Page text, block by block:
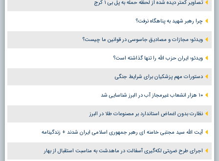
تصاویر کمتر دیده شده از لحظه حمله به پل بی ۱ کرج
چرا رهبر شهید به پناهگاه نرفت؟
ویدئو؛ مجازات و مصادیق جاسوسی در قوانین ما چیست؟
ویدئو؛ ایران حزب الله را تنها گذاشته است؟
دستورات مهم پزشکیان برای شرایط جنگی
۱۰ هزار انشعاب غیرمجاز آب در البرز شناسایی شد
نظارت بدون اغماض استاندارد بر مصنوعات طلا در البرز
آیت الله سید مجتبی خامنه ای رهبر جمهوری اسلامی ایران شدند + زندگینامه
اجرای طرح ضربتی لکه‌گیری آسفالت در ماهدشت به مناسبت استقبال از بهار